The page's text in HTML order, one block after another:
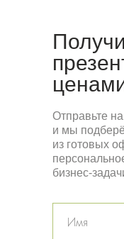
Отправьте
и мы
из готовых
бизнес-